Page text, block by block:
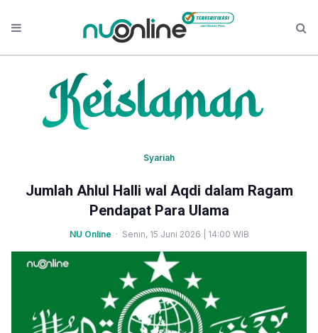
Syariah
Jumlah Ahlul Halli wal Aqdi dalam Ragam
Pendapat Para Ulama
NU Online · Senin, 15 Juni 2026 | 14:00 WIB